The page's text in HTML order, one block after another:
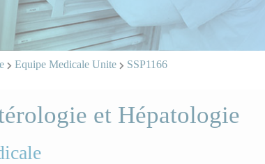
Equipe Medicale Unite SSP1166
et Hépatologie